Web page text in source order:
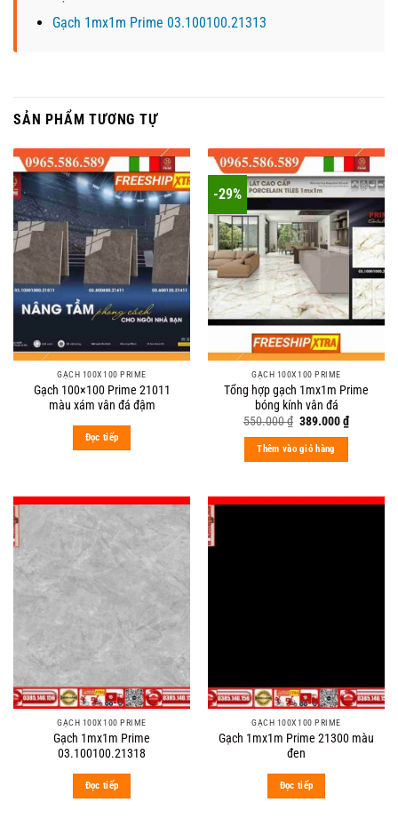
Gạch 1mx1m Prime 03.100100.21313
SẢN PHẨM TƯƠNG TỰ
GẠCH 100X100 PRIME
Gạch 100×100 Prime 21011
màu xám vân đá đậm
Đọc tiếp
-29%
GẠCH 100X100 PRIME
Tổng hợp gạch 1mx1m Prime
bóng kính vân đá
550.000₫ Original
was:
550.000 ₫.
389.000₫Current
price
Thêm vào giỏ hàng
GẠCH 100X100 PRIME
Gạch 1mx1m Prime
03.100100.21318
Đọc tiếp
GẠCH 100X100 PRIME
Gạch 1mx1m Prime 21300 màu
đen
Đọc tiếp